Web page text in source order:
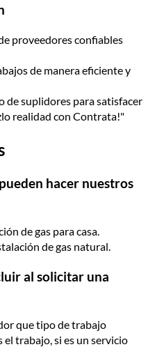
proveedores confiables
de manera eficiente y
suplidores para satisfacer
realidad con Contrata!"
hacer nuestros
de gas para casa.
de gas natural.
al solicitar una
que tipo de trabajo
el trabajo, si es un servicio